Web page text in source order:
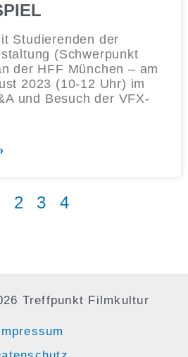
Studierenden der
(Schwerpunkt
der HFF München – am
2023 (10-12 Uhr) im
und Besuch der VFX-
2 3 4
Treffpunkt Filmkultur
Impressum